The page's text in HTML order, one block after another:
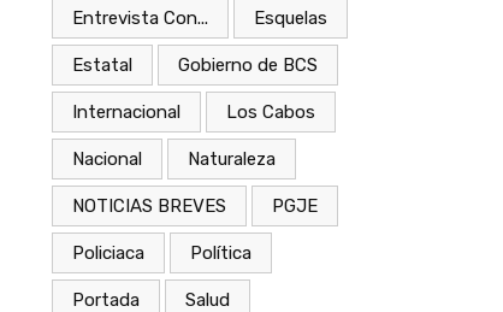
Entrevista Con... Esquelas
Estatal Gobierno de BCS
Internacional Los Cabos
Nacional Naturaleza
NOTICIAS BREVES PGJE
Policiaca Política
Portada Salud